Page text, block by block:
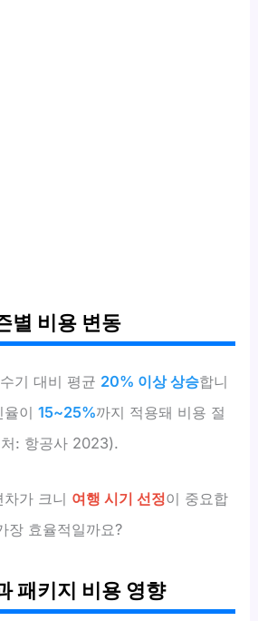
별 비용 변동
기 대비 평균 20% 이상 상승합니
율이15~25%까지 적용돼 비용 절
: 항공사 2023).
가 크니 여행 시기 선정이 중요합
장 효율적일까요?
패키지 비용 영향